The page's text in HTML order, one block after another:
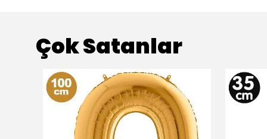
Çok Satanlar